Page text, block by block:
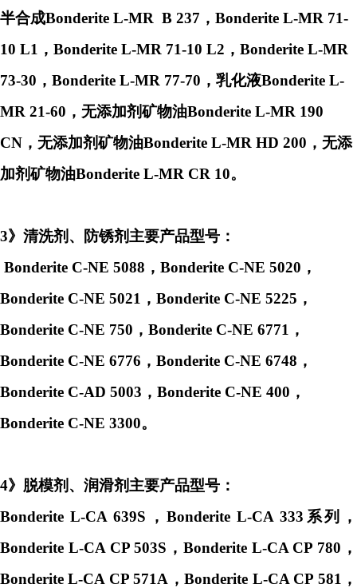
半合成Bonderite L-MR B 237，Bonderite L-MR 71-
10 L1，Bonderite L-MR 71-10 L2，Bonderite L-MR
73-30，Bonderite L-MR 77-70，乳化液Bonderite L-
MR 21-60，无添加剂矿物油Bonderite L-MR 190
CN，无添加剂矿物油Bonderite L-MR HD 200，无添
加剂矿物油Bonderite L-MR CR 10。
3》清洗剂 、防锈剂 主要产品型号：
Bonderite C-NE 5088，Bonderite C-NE 5020，
Bonderite C-NE 5021，Bonderite C-NE 5225，
Bonderite C-NE 750，Bonderite C-NE 6771，
Bonderite C-NE 6776，Bonderite C-NE 6748，
Bonderite C-AD 5003，Bonderite C-NE 400，
Bonderite C-NE 3300。
4》脱模剂、润滑剂主要产品型号：
Bonderite L-CA 639S，Bonderite L-CA 333系列，
Bonderite L-CA CP 503S，Bonderite L-CA CP 780，
Bonderite L-CA CP 571A，Bonderite L-CA CP 581，